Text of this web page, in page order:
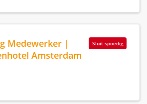
Sluit spoedig
Medewerker |
Amsterdam